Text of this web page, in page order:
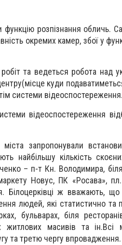
розпізнання обличь.
окремих камер, збої у
та ведеться робота над
куди
системи відеоспостереження.
відеоспостереження
міста запропонували
найбільшу кількість
– п-т Кн. Володимира,
Новус, ПК «Росава»,
Білоцерківці ж вважають, що
людей, які статистично та
бульварах, біля
житлових масивів та ін.Всі
та третю чергу впровадження.